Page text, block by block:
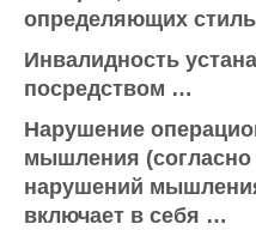
определяющих
Инвалидность
посредством …
Нарушение
мышления (согласно
нарушений
включает в себя …